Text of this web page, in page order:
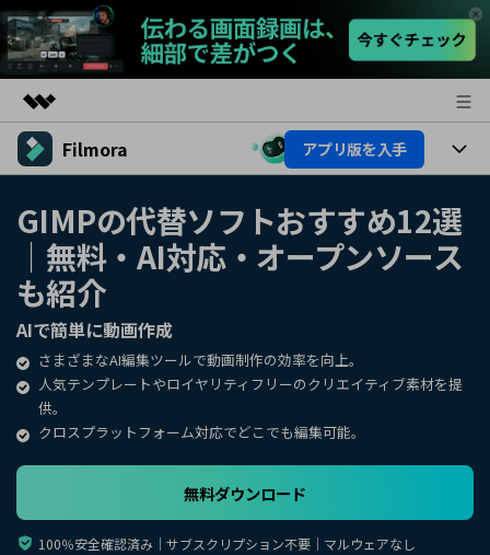
製品
ユーティリティ
法人・教育・パートナー
概要
ソリューション
企業情報
プラン＆価格
サポート
Filmora アプリ版を入手
プラットフォーム
製品機能
AI機能
AI機能
AIヒント
活用法
Filmoraのユーザー層
ビデオソリューション
動画編集関連知識
動画編集のコツ
サポート
カスタマーサポート
GIMPの代替ソフトおすすめ12選
｜無料・AI対応・オープンソース
も紹介
AIで簡単に動画作成
さまざまなAI編集ツールで動画制作の効率を向上。
人気テンプレートやロイヤリティフリーのクリエイティブ素材を提
供。
クロスプラットフォーム対応でどこでも編集可能。
無料ダウンロード
100％安全確認済み｜サブスクリプション不要｜マルウェアなし